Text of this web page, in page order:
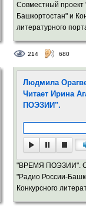
Совместный проект
Башкортостан" и
литературного
214 680
Людмила
Читает Ирина
ПОЭЗИИ".
"ВРЕМЯ ПОЭЗИИ".
"Радио России-
Конкурсного